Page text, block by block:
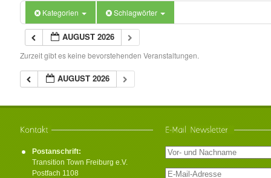
Kategorien Schlagwörter
AUGUST 2026
Zurzeit gibt es keine bevorstehenden Veranstaltungen.
AUGUST 2026
Postanschrift:
Transition Town Freiburg e.V.
Postfach 1108